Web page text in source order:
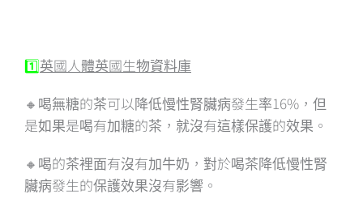
1️⃣英國人體英國生物資料庫
🔸喝無糖的茶可以降低慢性腎臟病發生率16%，但
是如果是喝有加糖的茶，就沒有這樣保護的效果。
🔸喝的茶裡面有沒有加牛奶，對於喝茶降低慢性腎
臟病發生的保護效果沒有影響。